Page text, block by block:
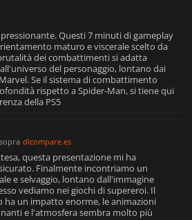
Questi 7 minuti di gameplay
maturo e viscerale scelto da
dei combattimenti si adatta
del personaggio, lontano dai
Se il sistema di combattimento
rispetto a Spider-Man, si tiene qui
della PS5
sopra dlcompare.es
questa presentazione mi ha
Finalmente incontriamo un
e selvaggio, lontano dall'immagine
vediamo nei giochi di supereroi. Il
un impatto enorme, le animazioni
e l'atmosfera sembra molto più